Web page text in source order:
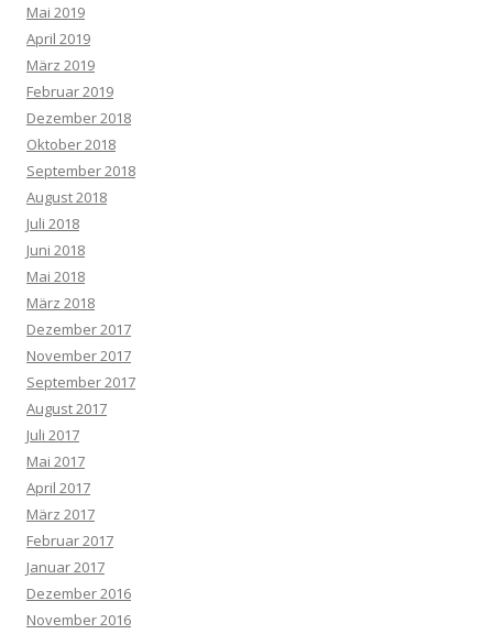
Mai 2019
April 2019
März 2019
Februar 2019
Dezember 2018
Oktober 2018
September 2018
August 2018
Juli 2018
Juni 2018
Mai 2018
März 2018
Dezember 2017
November 2017
September 2017
August 2017
Juli 2017
Mai 2017
April 2017
März 2017
Februar 2017
Januar 2017
Dezember 2016
November 2016